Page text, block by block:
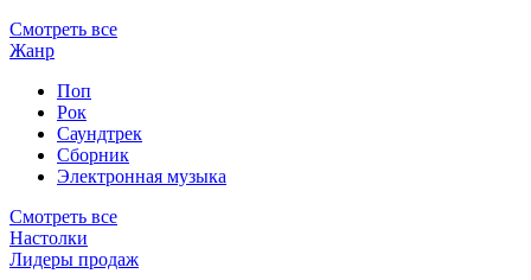
Смотреть все
Жанр
Поп
Рок
Саундтрек
Сборник
Электронная музыка
Смотреть все
Настолки
Лидеры продаж